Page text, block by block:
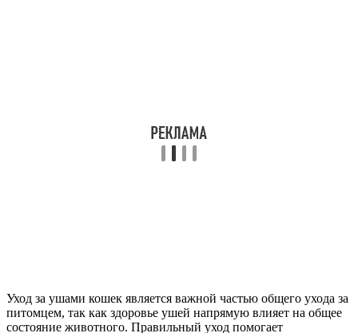
Уход за ушами кошек является важной частью общего ухода за
питомцем, так как здоровье ушей напрямую влияет на общее
состояние животного. Правильный уход помогает